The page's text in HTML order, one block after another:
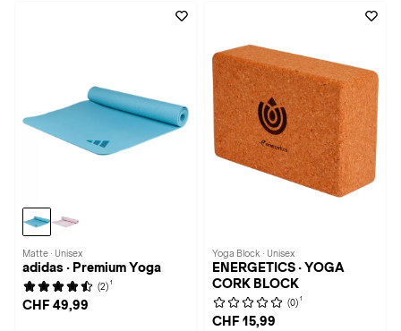
Matte · Unisex
adidas · Premium Yoga
(2) 1
CHF 49,99
Yoga Block · Unisex
ENERGETICS · YOGA
CORK BLOCK
(0) 1
CHF 15,99